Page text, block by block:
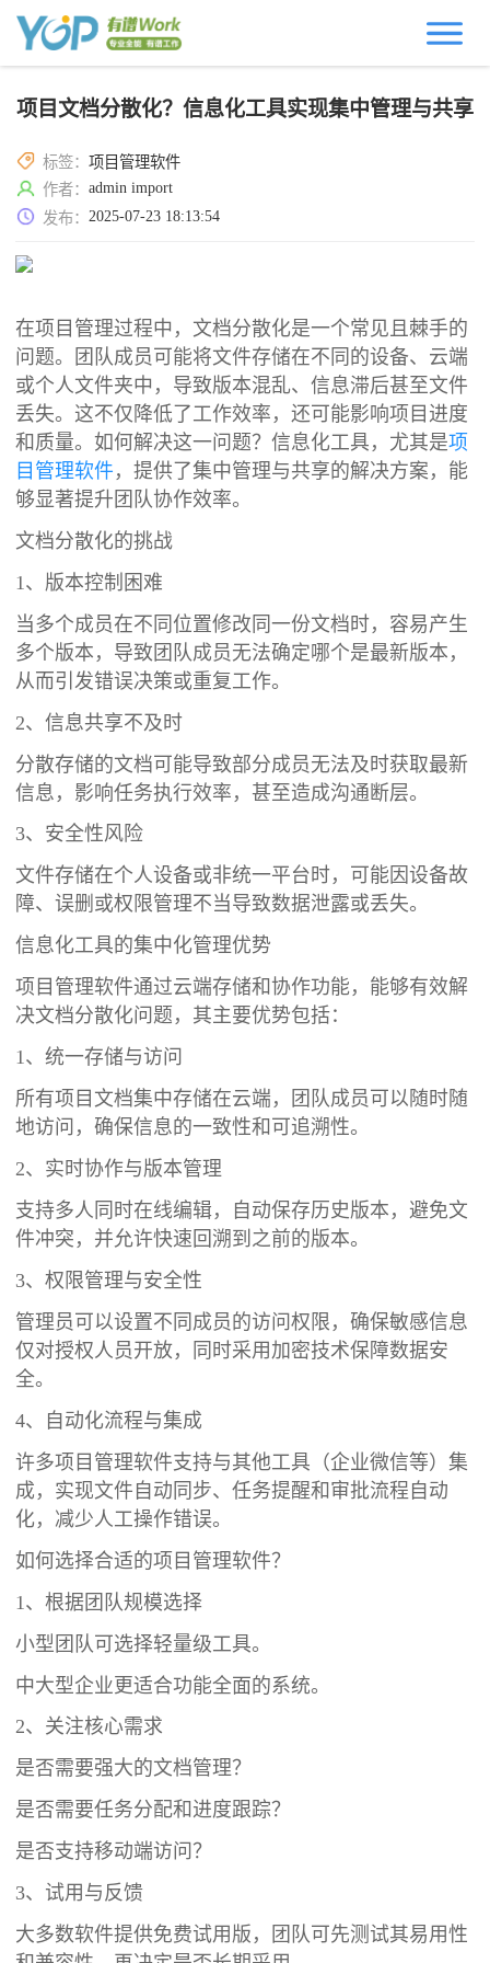
项目文档分散化？信息化工具实现集中管理与共享
标签：项目管理软件
作者：admin import
发布：2025-07-23 18:13:54
在项目管理过程中，文档分散化是一个常见且棘手的
问题。团队成员可能将文件存储在不同的设备、云端
或个人文件夹中，导致版本混乱、信息滞后甚至文件
丢失。这不仅降低了工作效率，还可能影响项目进度
和质量。如何解决这一问题？信息化工具，尤其是项
目管理软件 ，提供了集中管理与共享的解决方案，能
够显著提升团队协作效率。
文档分散化的挑战
1、版本控制困难
当多个成员在不同位置修改同一份文档时，容易产生
多个版本，导致团队成员无法确定哪个是最新版本，
从而引发错误决策或重复工作。
2、信息共享不及时
分散存储的文档可能导致部分成员无法及时获取最新
信息，影响任务执行效率，甚至造成沟通断层。
3、安全性风险
文件存储在个人设备或非统一平台时，可能因设备故
障、误删或权限管理不当导致数据泄露或丢失。
信息化工具的集中化管理优势
项目管理软件通过云端存储和协作功能，能够有效解
决文档分散化问题，其主要优势包括：
1、统一存储与访问
所有项目文档集中存储在云端，团队成员可以随时随
地访问，确保信息的一致性和可追溯性。
2、实时协作与版本管理
支持多人同时在线编辑，自动保存历史版本，避免文
件冲突，并允许快速回溯到之前的版本。
3、权限管理与安全性
管理员可以设置不同成员的访问权限，确保敏感信息
仅对授权人员开放，同时采用加密技术保障数据安
全。
4、自动化流程与集成
许多项目管理软件支持与其他工具（企业微信等）集
成，实现文件自动同步、任务提醒和审批流程自动
化，减少人工操作错误。
如何选择合适的项目管理软件？
1、根据团队规模选择
小型团队可选择轻量级工具。
中大型企业更适合功能全面的系统。
2、关注核心需求
是否需要强大的文档管理？
是否需要任务分配和进度跟踪？
是否支持移动端访问？
3、试用与反馈
大多数软件提供免费试用版，团队可先测试其易用性